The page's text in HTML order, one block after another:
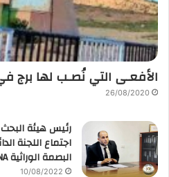
الأفعـى التي نُصـب لها برج
26/08/2020
رئيس هيئة
اجتماع اللجنة
البصمة الوراثية DNA
10/08/2022